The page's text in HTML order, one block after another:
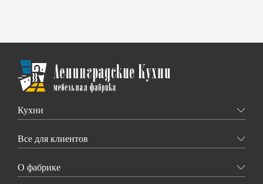
Кухни
Все для клиентов
О фабрике